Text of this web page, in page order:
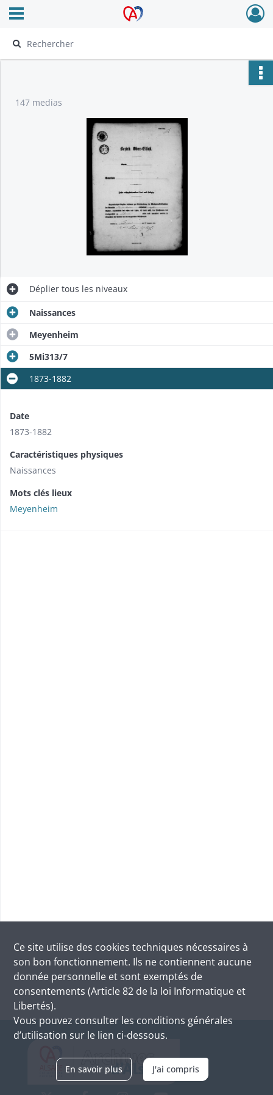
Archives Alsace - Colmar
Ouvrir le menu déroulant
147 medias
Déplier tous les niveaux
Naissances
Meyenheim
5Mi313/7
1873-1882
Date
1873-1882
Caractéristiques physiques
Naissances
Mots clés lieux
Meyenheim
Ce site utilise des cookies techniques nécessaires à
son bon fonctionnement. Ils ne contiennent aucune
donnée personnelle et sont exemptés de
consentements (Article 82 de la loi Informatique et
Libertés).
Vous pouvez consulter les conditions générales
d’utilisation sur le lien ci-dessous.
En savoir plus J'ai compris